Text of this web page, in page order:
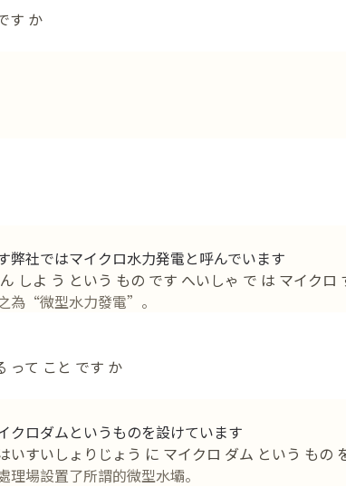
す か
弊社ではマイクロ水力発電と呼んでいます
しよ う という もの です へいしゃ で は マイク
為“微型水力發電”。
って こと です か
クロダムというものを設けています
すいしょりじょう に マイクロ ダム という もの
場設置了所謂的微型水壩。